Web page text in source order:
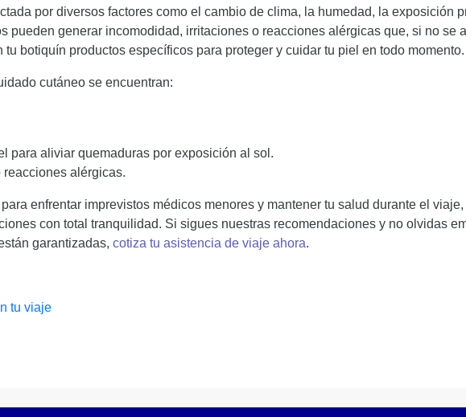
por diversos factores como el cambio de clima, la humedad, la exposición
pueden generar incomodidad, irritaciones o reacciones alérgicas que, si no se
botiquín productos específicos para proteger y cuidar tu piel en todo momento.
cutáneo se encuentran:
para aliviar quemaduras por exposición al sol.
alérgicas.
enfrentar imprevistos médicos menores y mantener tu salud durante el
con total tranquilidad. Si sigues nuestras recomendaciones y no olvidas
garantizadas, cotiza tu asistencia de viaje ahora.
tu viaje